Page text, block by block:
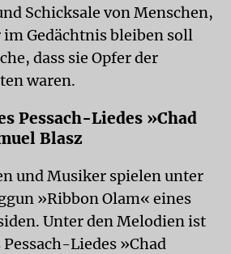
Schicksale von Menschen,
Gedächtnis bleiben soll
dass sie Opfer der
waren.
Pessach-Liedes »Chad
Blasz
und Musiker spielen unter
»Ribbon Olam« eines
Unter den Melodien ist
Liedes »Chad